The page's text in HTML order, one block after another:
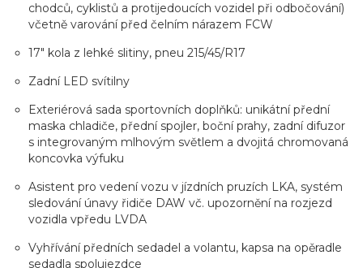
chodců, cyklistů a protijedoucích vozidel při odbočování)
včetně varování před čelním nárazem FCW
17" kola z lehké slitiny, pneu 215/45/R17
Zadní LED svítilny
Exteriérová sada sportovních doplňků: unikátní přední
maska chladiče, přední spojler, boční prahy, zadní difuzor
s integrovaným mlhovým světlem a dvojitá chromovaná
koncovka výfuku
Asistent pro vedení vozu v jízdních pruzích LKA, systém
sledování únavy řidiče DAW vč. upozornění na rozjezd
vozidla vpředu LVDA
Vyhřívání předních sedadel a volantu, kapsa na opěradle
sedadla spolujezdce